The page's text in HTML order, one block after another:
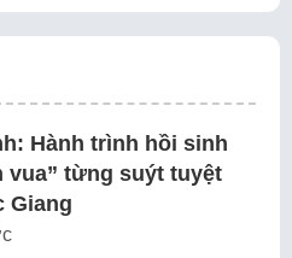
Hành trình hồi sinh
vua” từng suýt tuyệt
Giang